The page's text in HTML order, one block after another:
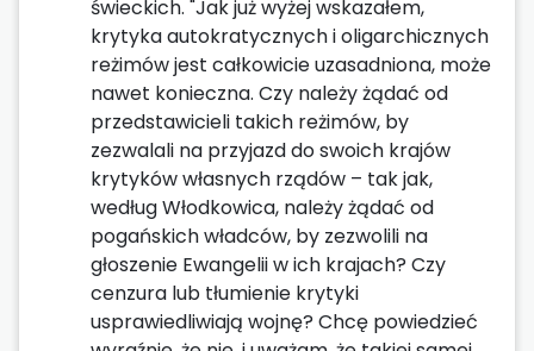
świeckich. "Jak już wyżej wskazałem,
krytyka autokratycznych i oligarchicznych
reżimów jest całkowicie uzasadniona, może
nawet konieczna. Czy należy żądać od
przedstawicieli takich reżimów, by
zezwalali na przyjazd do swoich krajów
krytyków własnych rządów – tak jak,
według Włodkowica, należy żądać od
pogańskich władców, by zezwolili na
głoszenie Ewangelii w ich krajach? Czy
cenzura lub tłumienie krytyki
usprawiedliwiają wojnę? Chcę powiedzieć